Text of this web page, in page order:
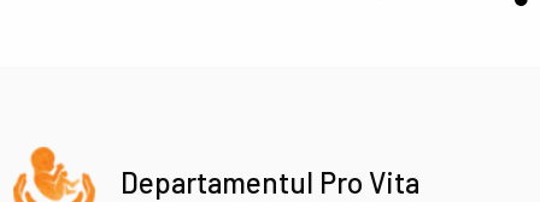
Departamentul Pro Vita